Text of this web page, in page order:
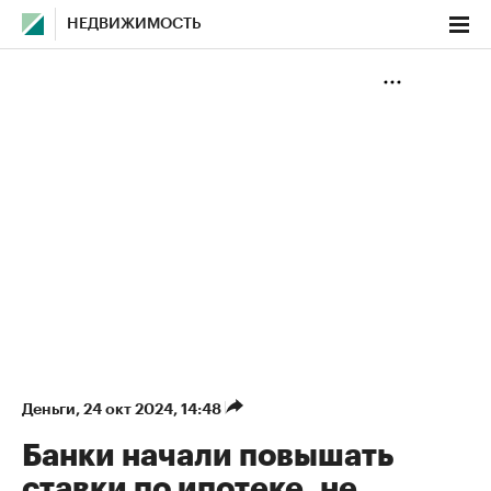
НЕДВИЖИМОСТЬ
Деньги⁠, 24 окт 2024, 14:48
Банки начали повышать